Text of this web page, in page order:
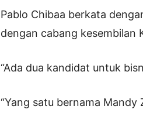
Pablo Chibaa berkata
dengan cabang kesembilan
“Ada dua kandidat untuk
“Yang satu bernama Mandy